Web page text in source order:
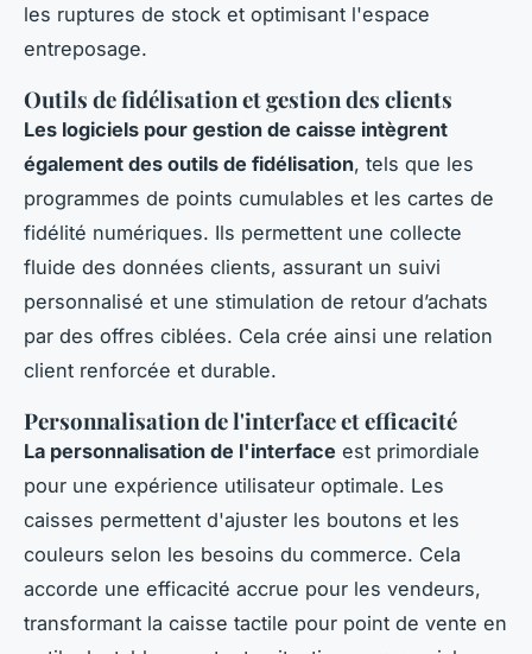
les ruptures de stock et optimisant l'espace
entreposage.
Outils de fidélisation et gestion des clients
Les logiciels pour gestion de caisse intègrent
également des outils de fidélisation, tels que les
programmes de points cumulables et les cartes de
fidélité numériques. Ils permettent une collecte
fluide des données clients, assurant un suivi
personnalisé et une stimulation de retour d’achats
par des offres ciblées. Cela crée ainsi une relation
client renforcée et durable.
Personnalisation de l'interface et efficacité
La personnalisation de l'interface est primordiale
pour une expérience utilisateur optimale. Les
caisses permettent d'ajuster les boutons et les
couleurs selon les besoins du commerce. Cela
accorde une efficacité accrue pour les vendeurs,
transformant la caisse tactile pour point de vente en